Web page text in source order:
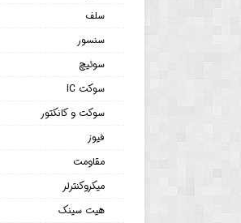
سلف
سنسور
سوئیچ
سوکت IC
سوکت و کانکتور
فیوز
مقاومت
میکروکنترلر
هیت سینک